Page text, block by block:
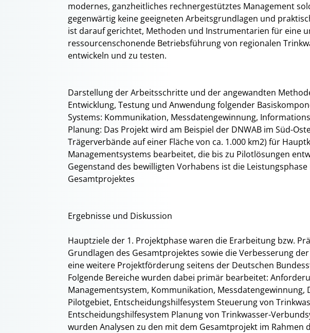
modernes, ganzheitliches rechnergestütztes Management
gegenwärtig keine geeigneten Arbeitsgrundlagen und
ist darauf gerichtet, Methoden und Instrumentarien für eine
ressourcenschonende Betriebsführung von regionalen
entwickeln und zu testen.
Darstellung der Arbeitsschritte und der angewandten
Entwicklung, Testung und Anwendung folgender
Systems: Kommunikation, Messdatengewinnung,
Planung: Das Projekt wird am Beispiel der DNWAB im Süd-
Trägerverbände auf einer Fläche von ca. 1.000 km2) für
Managementsystems bearbeitet, die bis zu Pilotlösungen
Gegenstand des bewilligten Vorhabens ist die Leistungsphase
Gesamtprojektes
Ergebnisse und Diskussion
Hauptziele der 1. Projektphase waren die Erarbeitung bzw.
Grundlagen des Gesamtprojektes sowie die Verbesserung
eine weitere Projektförderung seitens der Deutschen
Folgende Bereiche wurden dabei primär bearbeitet:
Managementsystem, Kommunikation, Messdatengewinnung,
Pilotgebiet, Entscheidungshilfesystem Steuerung von
Entscheidungshilfesystem Planung von Trinkwasser-
wurden Analysen zu den mit dem Gesamtprojekt im Rahmen